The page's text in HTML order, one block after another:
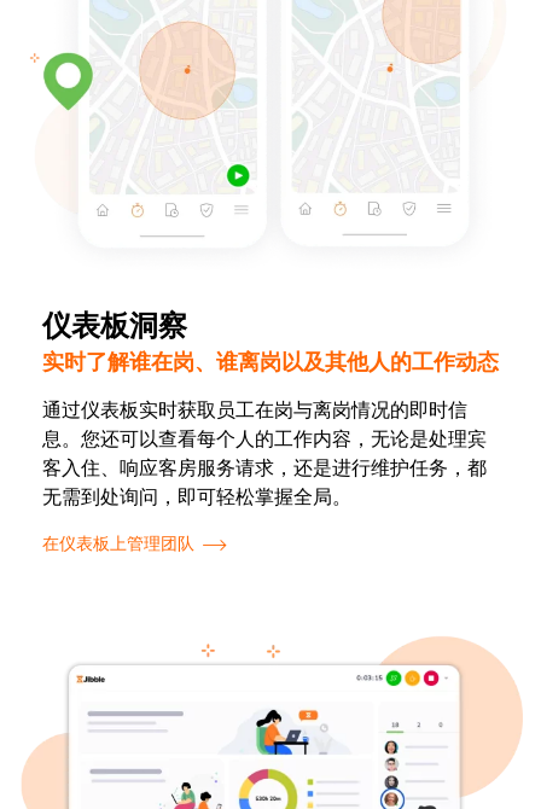
仪表板洞察
实时了解谁在岗、谁离岗以及其他人的工作动态
通过仪表板实时获取员工在岗与离岗情况的即时信
息。您还可以查看每个人的工作内容，无论是处理宾
客入住、响应客房服务请求，还是进行维护任务，都
无需到处询问，即可轻松掌握全局。
在仪表板上管理团队